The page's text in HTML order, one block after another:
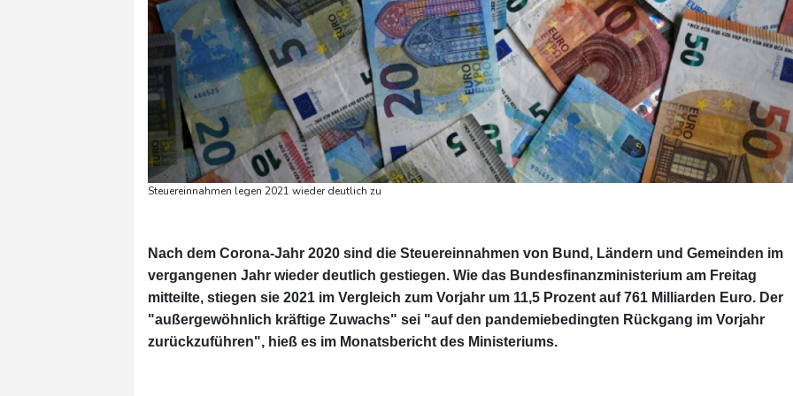
Steuereinnahmen legen 2021 wieder deutlich zu
Nach dem Corona-Jahr 2020 sind die Steuereinnahmen von Bund, Ländern und Gemeinden im
vergangenen Jahr wieder deutlich gestiegen. Wie das Bundesfinanzministerium am Freitag
mitteilte, stiegen sie 2021 im Vergleich zum Vorjahr um 11,5 Prozent auf 761 Milliarden Euro. Der
"außergewöhnlich kräftige Zuwachs" sei "auf den pandemiebedingten Rückgang im Vorjahr
zurückzuführen", hieß es im Monatsbericht des Ministeriums.